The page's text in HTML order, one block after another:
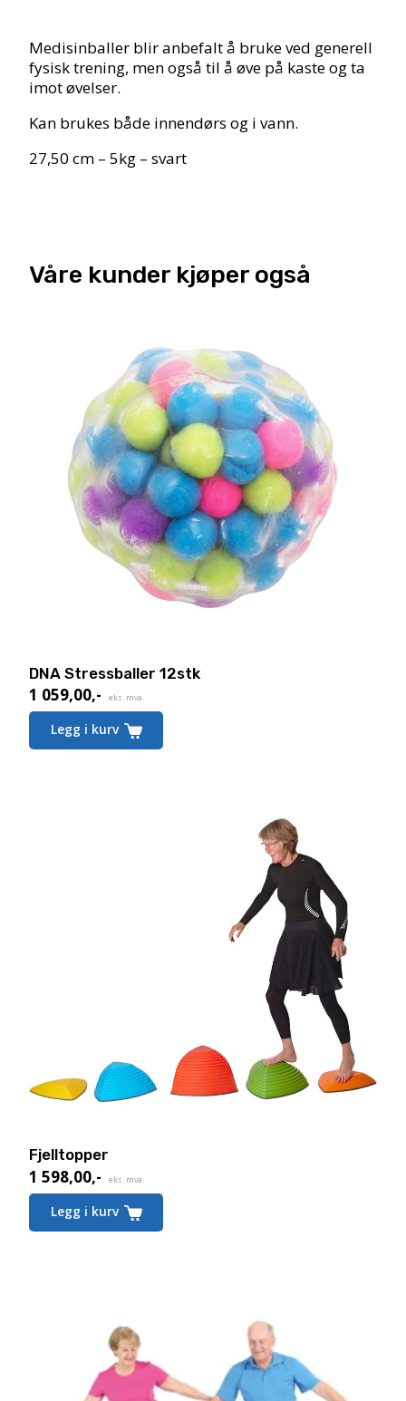
Medisinballer blir anbefalt å bruke ved generell
fysisk trening, men også til å øve på kaste og ta
imot øvelser.
Kan brukes både innendørs og i vann.
27,50 cm – 5kg – svart
Våre kunder kjøper også
DNA Stressballer 12stk
1 059,00,- eks. mva.
Legg i kurv
Fjelltopper
1 598,00,- eks. mva.
Legg i kurv